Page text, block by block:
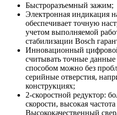
Быстроразъемный зажим;
Электронная индикация
обеспечивает точную
учетом выполняемой
стабилизации Bosch
Инновационный
считывать точные
способом можно без
серийные отверстия,
конструкциях;
2-скоростной редуктор:
скорости, высокая
Высококачественный